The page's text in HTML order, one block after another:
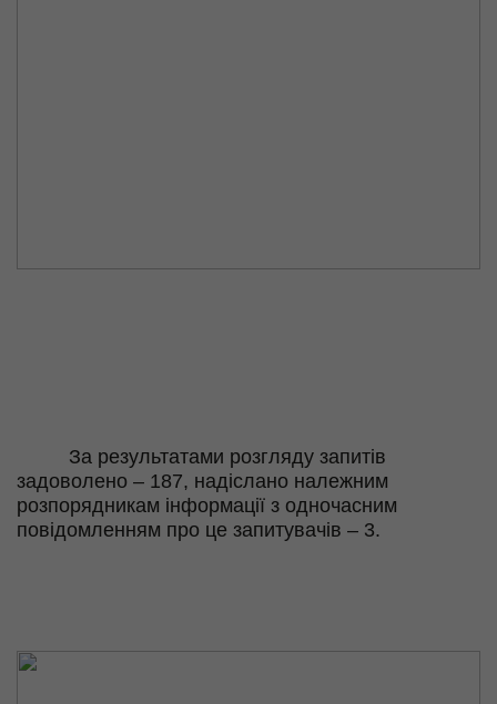
За результатами розгляду запитів
задоволено – 187, надіслано належним
розпорядникам інформації з одночасним
повідомленням про це запитувачів – 3.